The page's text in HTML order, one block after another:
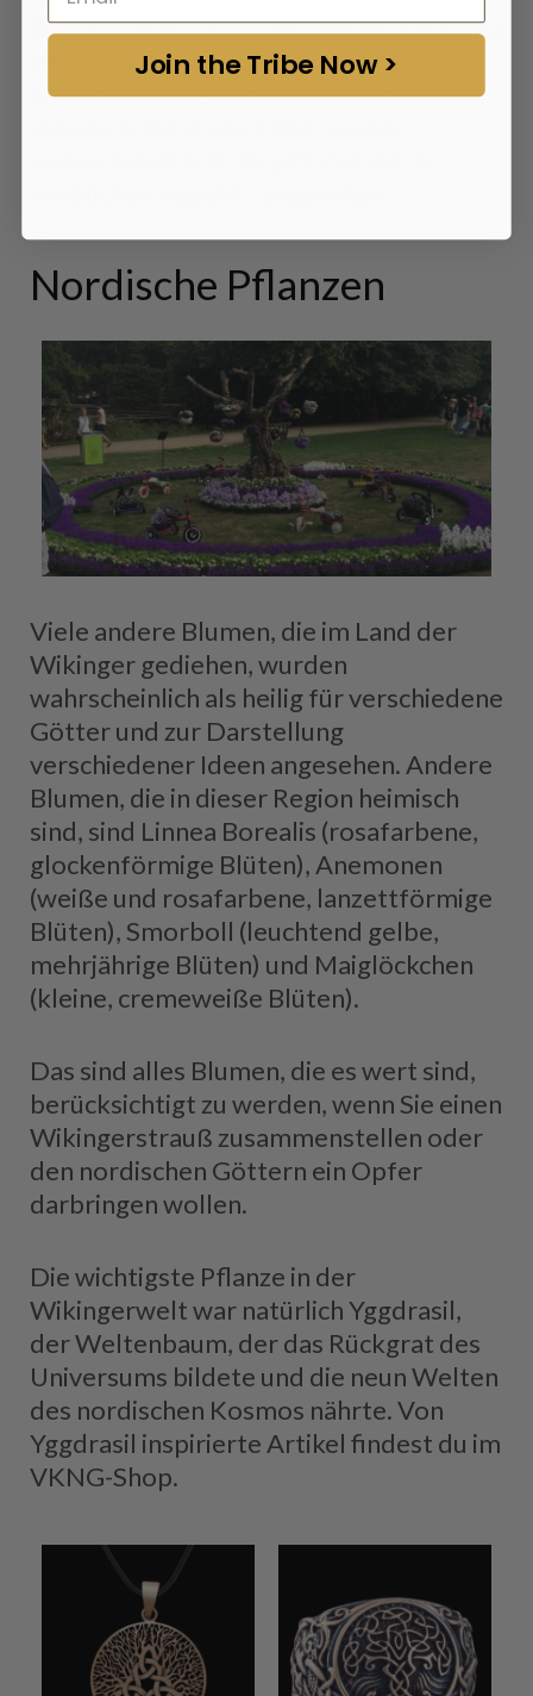
Fruchtbarkeit in Verbindung gebracht, da
sie Bestäuber wie Bienen,
Schmetterlinge, Motten und Kolibris
Nordische Pflanzen
Viele andere Blumen, die im Land der
Wikinger gediehen, wurden
wahrscheinlich als heilig für verschiedene
Götter und zur Darstellung
verschiedener Ideen angesehen. Andere
Blumen, die in dieser Region heimisch
sind, sind Linnea Borealis (rosafarbene,
glockenförmige Blüten), Anemonen
(weiße und rosafarbene, lanzettförmige
Blüten), Smorboll (leuchtend gelbe,
mehrjährige Blüten) und Maiglöckchen
(kleine, cremeweiße Blüten).
Das sind alles Blumen, die es wert sind,
berücksichtigt zu werden, wenn Sie einen
Wikingerstrauß zusammenstellen oder
den nordischen Göttern ein Opfer
darbringen wollen.
Die wichtigste Pflanze in der
Wikingerwelt war natürlich Yggdrasil,
der Weltenbaum, der das Rückgrat des
Universums bildete und die neun Welten
des nordischen Kosmos nährte. Von
Yggdrasil inspirierte Artikel findest du im
VKNG-Shop.
Join the Tribe Now >